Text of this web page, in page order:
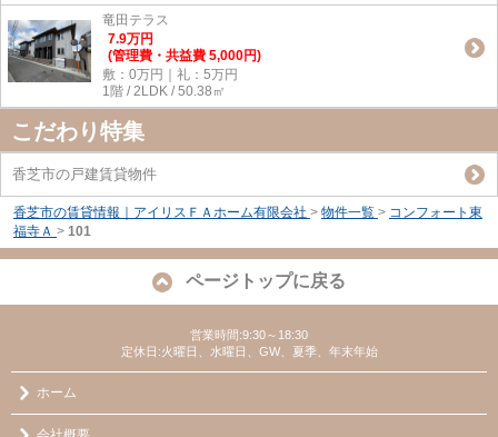
竜田テラス
7.9万円
(管理費・共益費 5,000円)
敷：0万円｜礼：5万円
1階 / 2LDK / 50.38㎡
こだわり特集
香芝市の戸建賃貸物件
香芝市の賃貸情報｜アイリスＦＡホーム有限会社 > 物件一覧 > コンフォート東
福寺Ａ > 101
ページトップに戻る
営業時間:9:30～18:30
定休日:火曜日、水曜日、GW、夏季、年末年始
ホーム